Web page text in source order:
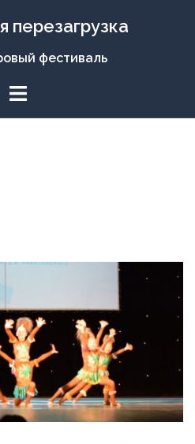
перезагрузка
фестиваль